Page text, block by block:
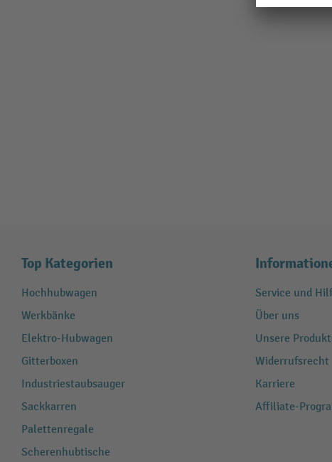
Top Kategorien
Hochhubwagen
Werkbänke
Elektro-Hubwagen
Gitterboxen
Industriestaubsauger
Sackkarren
Palettenregale
Scherenhubtische
Service und
Über uns
Unsere
Widerrufsrecht
Karriere
Affiliate-